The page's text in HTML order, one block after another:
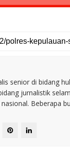
senior di bidang
jurnalistik
Beberapa